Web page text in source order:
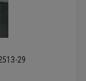
29